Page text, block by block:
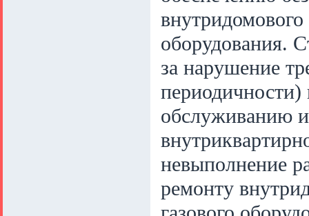
внутридомового
оборудования.
за нарушение
обслуживанию
невыполнение
ремонту